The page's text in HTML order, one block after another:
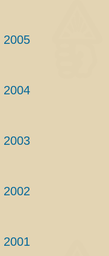
2005
2004
2003
2002
2001